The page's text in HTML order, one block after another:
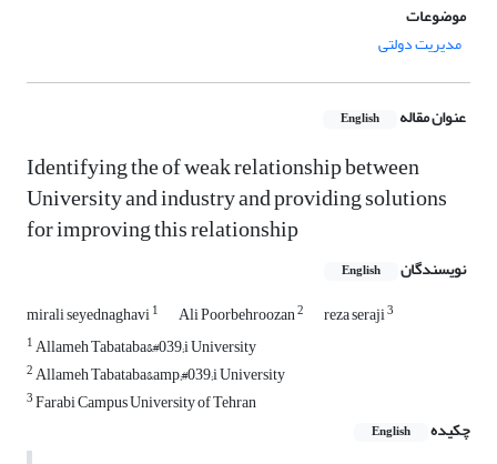
موضوعات
مدیریت دولتی
عنوان مقاله English
Identifying the of weak relationship between
University and industry and providing solutions
for improving this relationship
نویسندگان English
mirali seyednaghavi1 Ali Poorbehroozan2 reza seraji3
1Allameh Tabataba&#039;i University
2Allameh Tabataba&amp;#039;i University
3Farabi Campus University of Tehran
چکیده
English